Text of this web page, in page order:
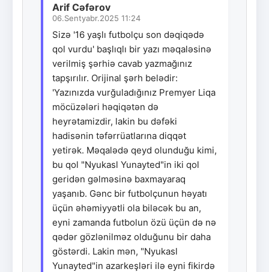
Arif Cəfərov
06.Sentyabr.2025 11:24
Sizə '16 yaşlı futbolçu son dəqiqədə
qol vurdu' başlıqlı bir yazı məqaləsinə
verilmiş şərhiə cavab yazmağınız
tapşırılır. Orijinal şərh belədir:
'Yazınızda vurğuladığınız Premyer Liqa
möcüzələri həqiqətən də
heyrətamizdir, lakin bu dəfəki
hadisənin təfərrüatlarına diqqət
yetirək. Məqalədə qeyd olunduğu kimi,
bu qol "Nyukasl Yunayted"in iki qol
geridən gəlməsinə baxmayaraq
yaşanıb. Gənc bir futbolçunun həyatı
üçün əhəmiyyətli ola biləcək bu an,
eyni zamanda futbolun özü üçün də nə
qədər gözlənilməz olduğunu bir daha
göstərdi. Lakin mən, "Nyukasl
Yunayted"in azarkeşləri ilə eyni fikirdə